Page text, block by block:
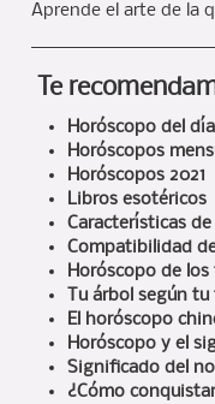
Aprende el arte de la
Te
Horóscopo del día
Horóscopos
Horóscopos 2021
Libros esotéricos
Características
Compatibilidad
Horóscopo de
Tu árbol según
El horóscopo
Horóscopo y el
Significado del
¿Cómo